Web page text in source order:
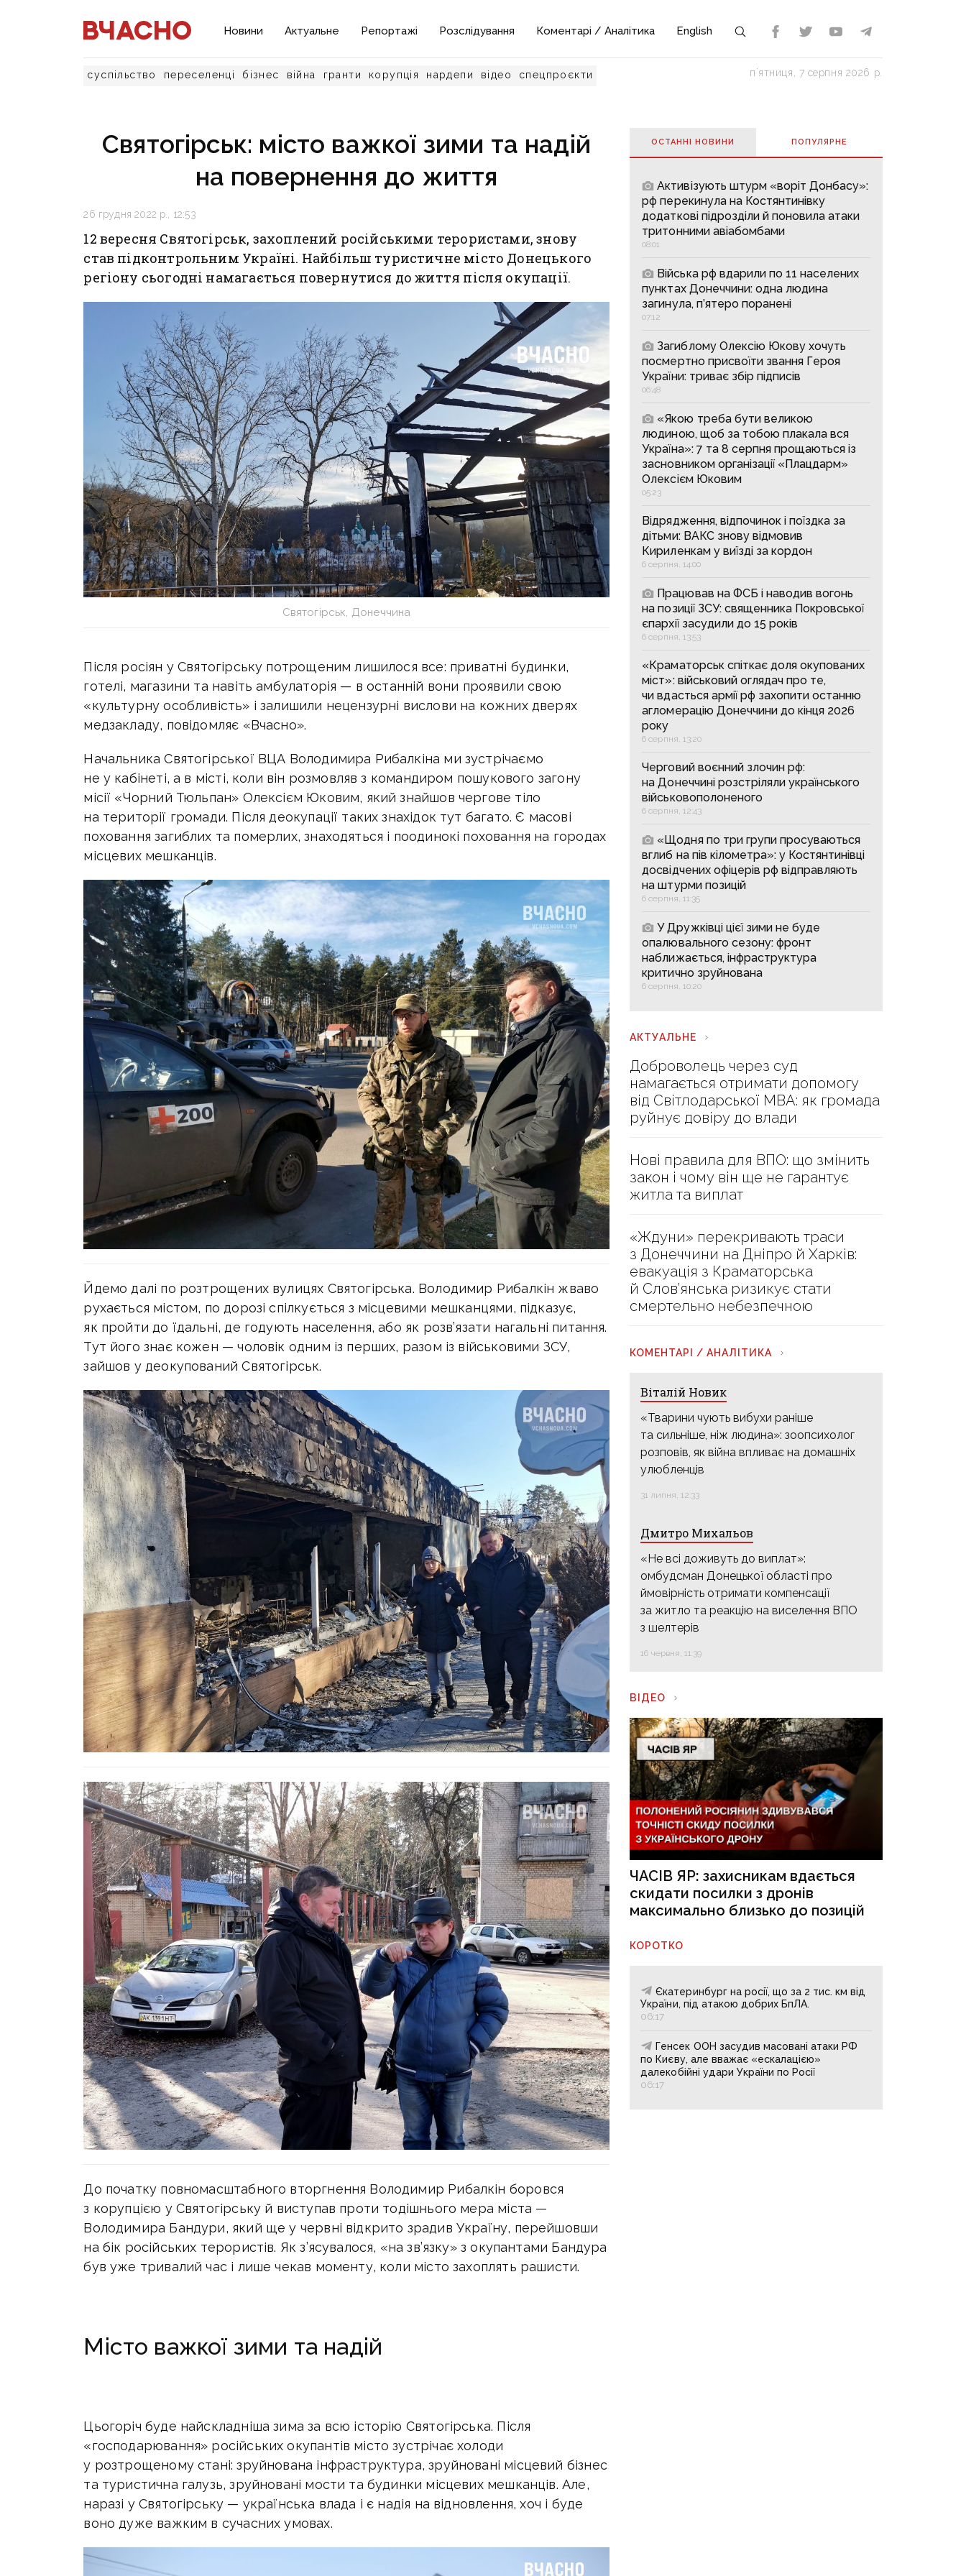
Новини Актуальне Репортажі Розслідування Коментарі / Аналітика English
суспільство переселенці бізнес війна гранти корупція нардепи відео спецпроєкти пʼятниця, 7 серпня 2026 р.
Святогірськ: місто важкої зими та надій
на повернення до життя
26 грудня 2022 р., 12:53
12 вересня Святогірськ, захоплений російськими терористами, знову
став підконтрольним Україні. Найбільш туристичне місто Донецького
регіону сьогодні намагається повернутися до життя після окупації.
Святогірськ, Донеччина
Після росіян у Святогірську потрощеним лишилося все: приватні будинки,
готелі, магазини та навіть амбулаторія — в останній вони проявили свою
«культурну особливість» і залишили нецензурні вислови на кожних дверях
медзакладу, повідомляє «Вчасно».
Начальника Святогірської ВЦА Володимира Рибалкіна ми зустрічаємо
не у кабінеті, а в місті, коли він розмовляв з командиром пошукового загону
місії «Чорний Тюльпан» Олексієм Юковим, який знайшов чергове тіло
на території громади. Після деокупації таких знахідок тут багато. Є масові
поховання загиблих та померлих, знаходяться і поодинокі поховання на городах
місцевих мешканців.
Йдемо далі по розтрощених вулицях Святогірська. Володимир Рибалкін жваво
рухається містом, по дорозі спілкується з місцевими мешканцями, підказує,
як пройти до їдальні, де годують населення, або як розв’язати нагальні питання.
Тут його знає кожен — чоловік одним із перших, разом із військовими ЗСУ,
зайшов у деокупований Святогірськ.
До початку повномасштабного вторгнення Володимир Рибалкін боровся
з корупцією у Святогірську й виступав проти тодішнього мера міста —
Володимира Бандури, який ще у червні відкрито зрадив Україну, перейшовши
на бік російських терористів. Як з’ясувалося, «на зв’язку» з окупантами Бандура
був уже тривалий час і лише чекав моменту, коли місто захоплять рашисти.
Місто важкої зими та надій
Цьогоріч буде найскладніша зима за всю історію Святогірська. Після
«господарювання» російських окупантів місто зустрічає холоди
у розтрощеному стані: зруйнована інфраструктура, зруйновані місцевий бізнес
та туристична галузь, зруйновані мости та будинки місцевих мешканців. Але,
наразі у Святогірську — українська влада і є надія на відновлення, хоч і буде
воно дуже важким в сучасних умовах.
ОСТАННІ НОВИНИ ПОПУЛЯРНE
Активізують штурм «воріт Донбасу»:
рф перекинула на Костянтинівку
додаткові підрозділи й поновила атаки
тритонними авіабомбами
08:01
Війська рф вдарили по 11 населених
пунктах Донеччини: одна людина
загинула, п’ятеро поранені
07:12
Загиблому Олексію Юкову хочуть
посмертно присвоїти звання Героя
України: триває збір підписів
06:48
«Якою треба бути великою
людиною, щоб за тобою плакала вся
Україна»: 7 та 8 серпня прощаються із
засновником організації «Плацдарм»
Олексієм Юковим
05:23
Відрядження, відпочинок і поїздка за
дітьми: ВАКС знову відмовив
Кириленкам у виїзді за кордон
6 серпня, 14:00
Працював на ФСБ і наводив вогонь
на позиції ЗСУ: священника Покровської
єпархії засудили до 15 років
6 серпня, 13:53
«Краматорськ спіткає доля окупованих
міст»: військовий оглядач про те,
чи вдасться армії рф захопити останню
агломерацію Донеччини до кінця 2026
року
6 серпня, 13:20
Черговий воєнний злочин рф:
на Донеччині розстріляли українського
військовополоненого
6 серпня, 12:43
«Щодня по три групи просуваються
вглиб на пів кілометра»: у Костянтинівці
досвідчених офіцерів рф відправляють
на штурми позицій
6 серпня, 11:35
У Дружківці цієї зими не буде
опалювального сезону: фронт
наближається, інфраструктура
критично зруйнована
6 серпня, 10:20
АКТУАЛЬНЕ
Доброволець через суд
намагається отримати допомогу
від Світлодарської МВА: як громада
руйнує довіру до влади
Нові правила для ВПО: що змінить
закон і чому він ще не гарантує
житла та виплат
«Ждуни» перекривають траси
з Донеччини на Дніпро й Харків:
евакуація з Краматорська
й Слов’янська ризикує стати
смертельно небезпечною
КОМЕНТАРІ / АНАЛІТИКА
Віталій Новик
«Тварини чують вибухи раніше
та сильніше, ніж людина»: зоопсихолог
розповів, як війна впливає на домашніх
улюбленців
31 липня, 12:33
Дмитро Михальов
«Не всі доживуть до виплат»:
омбудсман Донецької області про
ймовірність отримати компенсації
за житло та реакцію на виселення ВПО
з шелтерів
16 червня, 11:39
ВІДЕО
ЧАСІВ ЯР: захисникам вдається
скидати посилки з дронів
максимально близько до позицій
КОРОТКО
Єкатеринбург на росії, що за 2 тис. км від
України, під атакою добрих БпЛА.
06:17
Генсек ООН засудив масовані атаки РФ
по Києву, але вважає «ескалацією»
далекобійні удари України по Росії
06:17